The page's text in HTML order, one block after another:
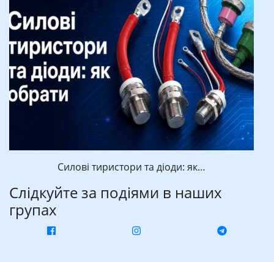
Силові тиристори та діоди: як…
Слідкуйте за подіями в наших
групах